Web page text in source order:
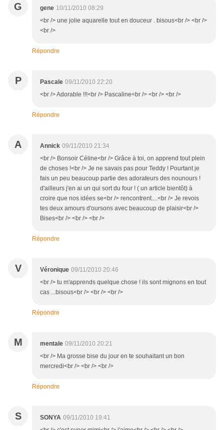
G gene 10/11/2010 08:29
<br /> une jolie aquarelle tout en douceur . bisous<br /> <br />
<br />
Répondre
P Pascale 09/11/2010 22:20
<br /> Adorable !!!<br /> Pascaline<br /> <br /> <br />
Répondre
A Annick 09/11/2010 21:34
<br /> Bonsoir Céline<br /> Grâce à toi, on apprend tout plein
de choses !<br /> Je ne savais pas pour Teddy ! Pourtant je
fais un peu beaucoup partie des adorateurs des nounours !
d'ailleurs j'en ai un qui sort du four ! ( un article bientôt) à
croire que nos idées se<br /> rencontrent....<br /> Je revois
tes deux amours d'oursons avec beaucoup de plaisir<br />
Bises<br /> <br /> <br />
Répondre
V Véronique 09/11/2010 20:46
<br /> tu m'apprends quelque chose ! ils sont mignons en tout
cas ...bisous<br /> <br /> <br />
Répondre
M mentale 09/11/2010 20:21
<br /> Ma grosse bise du jour en te souhaitant un bon
mercredi<br /> <br /> <br />
Répondre
S SONYA 09/11/2010 19:41